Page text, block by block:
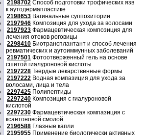
2198702 Способ подготовки трофических язв
к аутодермапластике
2198653 Вагинальные суппозитории
2197946 Композиция для ухода за волосами
2197923 Фармацевтическая композиция для
лечения отеков роговицы
2298410 Биотрансплантант и способ лечения
ревматических и аутоиммунных заболеваний
2197501 Фотоотверженный гель на основе
сшитой гиалуроновой кислоты
2197228 Твердые лекарственные формы
2197222 Водная компазиция для ухода за
волосами, лица и тела
2297425 Полипептиды
2297240 Композиция с гиалуроновой
кислотой
2297230 Фармацевтическая компазиция с
ксантоновой смолой
2196588 Глазные капли
2195955 Применение биологически активных